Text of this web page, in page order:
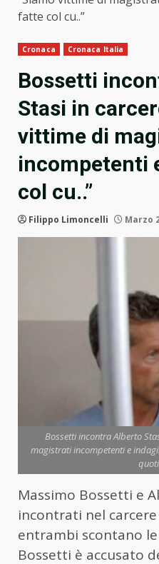
fatte col cu..”
Cronaca Cronaca Italia
Bossetti
Stasi in
vittime di
incompetenti
col cu..”
Filippo Limoncelli Marzo
Bossetti incontra Alberto
magistrati incompetenti e
Massimo Bossetti e
incontrati nel
entrambi scontano
Bossetti è accusato